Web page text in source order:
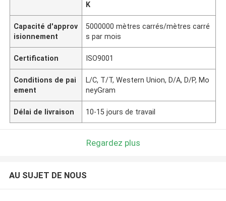
K
Capacité d'approv
isionnement
5000000 mètres carrés/mètres carré
s par mois
Certification ISO9001
Conditions de pai
ement
L/C, T/T, Western Union, D/A, D/P, Mo
neyGram
Délai de livraison 10-15 jours de travail
Regardez plus
AU SUJET DE NOUS